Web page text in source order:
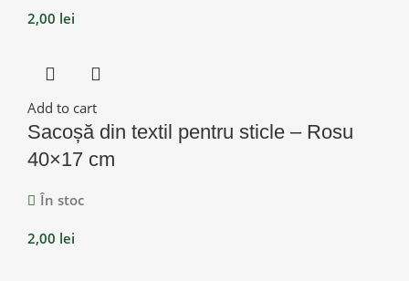
2,00 lei
Add to cart
Sacoșă din textil pentru sticle – Rosu
40×17 cm
În stoc
2,00 lei